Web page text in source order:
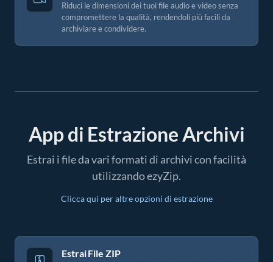
Riduci le dimensioni dei tuoi file audio e video senza
compromettere la qualità, rendendoli più facili da
archiviare e condividere.
App di Estrazione Archivi
Estrai i file da vari formati di archivi con facilità
utilizzando ezyZip.
Clicca qui per altre opzioni di estrazione
Estrai File ZIP